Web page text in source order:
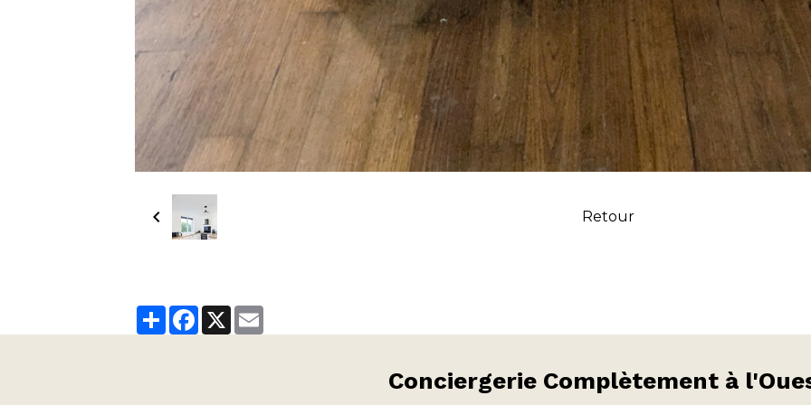
Retour
PartagerFacebook
X
Conciergerie Complètement à